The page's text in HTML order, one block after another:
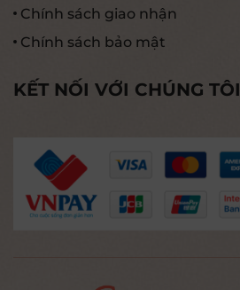
Chính sách giao nhận
Chính sách bảo mật
KẾT NỐI VỚI CHÚNG TÔI